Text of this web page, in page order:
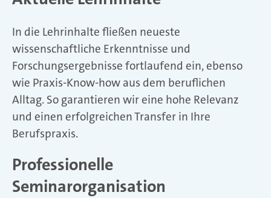
In die Lehrinhalte fließen neueste
wissenschaftliche Erkenntnisse und
Forschungsergebnisse fortlaufend ein, ebenso
wie Praxis-Know-how aus dem beruflichen
Alltag. So garantieren wir eine hohe Relevanz
und einen erfolgreichen Transfer in Ihre
Berufspraxis.
Professionelle
Seminarorganisation